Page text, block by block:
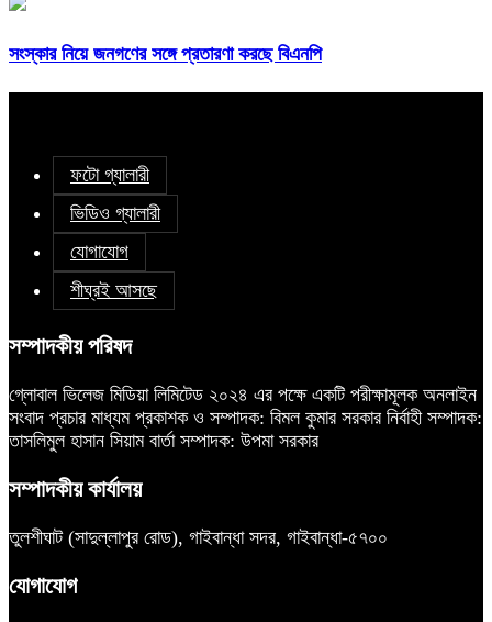
সংস্কার নিয়ে জনগণের সঙ্গে প্রতারণা করছে বিএনপি
ফটো গ্যালারী
ভিডিও গ্যালারী
যোগাযোগ
শীঘ্রই আসছে
সম্পাদকীয় পরিষদ
গ্লোবাল ভিলেজ মিডিয়া লিমিটেড ২০২৪ এর পক্ষে একটি পরীক্ষামূলক অনলাইন
সংবাদ প্রচার মাধ্যম প্রকাশক ও সম্পাদক: বিমল কুমার সরকার নির্বাহী সম্পাদক:
তাসলিমুল হাসান সিয়াম বার্তা সম্পাদক: উপমা সরকার
সম্পাদকীয় কার্যালয়
তুলশীঘাট (সাদুল্লাপুর রোড), গাইবান্ধা সদর, গাইবান্ধা-৫৭০০
যোগাযোগ